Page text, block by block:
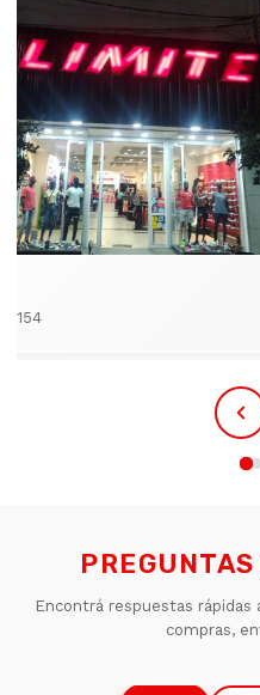
154
Encontrá respuestas rápidas
compras,